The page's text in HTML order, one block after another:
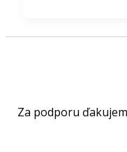
Za podporu